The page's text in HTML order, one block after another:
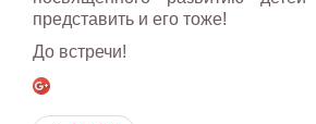
представить и его тоже!
До встречи!